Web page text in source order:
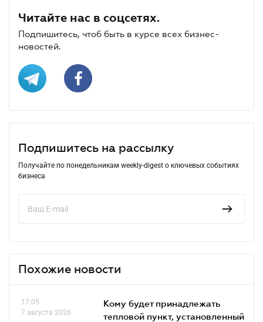
Читайте нас в соцсетях.
Подпишитесь, чтоб быть в курсе всех бизнес-
новостей.
Подпишитесь на рассылку
Получайте по понедельникам weekly-digest о ключевых событиях
бизнеса
Похожие новости
17.05
7 августа 2026
Кому будет принадлежать
тепловой пункт, установленный